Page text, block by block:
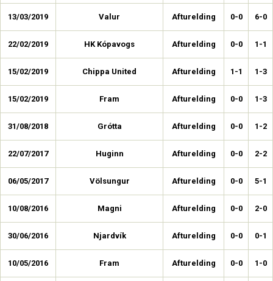
13/03/2019 Valur Afturelding 0-0 6-0
22/02/2019 HK Kópavogs Afturelding 0-0 1-1
15/02/2019 Chippa United Afturelding 1-1 1-3
15/02/2019 Fram Afturelding 0-0 1-3
31/08/2018 Grótta Afturelding 0-0 1-2
22/07/2017 Huginn Afturelding 0-0 2-2
06/05/2017 Völsungur Afturelding 0-0 5-1
10/08/2016 Magni Afturelding 0-0 2-0
30/06/2016 Njardvík Afturelding 0-0 0-1
10/05/2016 Fram Afturelding 0-0 1-0